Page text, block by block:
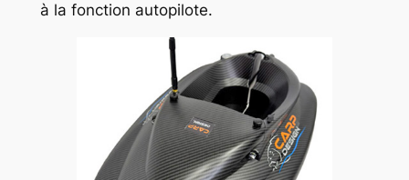
à la fonction autopilote.